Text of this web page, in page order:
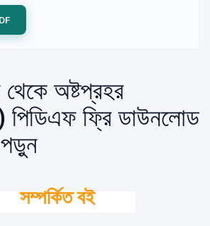
অষ্টপ্রহর
পিডিএফ ফ্রি ডাউনলোড
সম্পর্কিত বই